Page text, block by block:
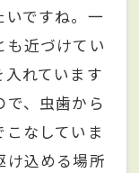
いですね。一
も近づけてい
れています
、虫歯から
なしていま
け込める場所